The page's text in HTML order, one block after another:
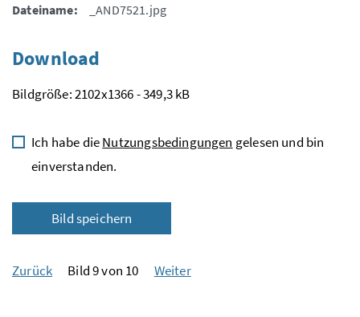
Dateiname:
_AND7521.jpg
Download
Bildgröße: 2102x1366 - 349,3 kB
Ich habe dieNutzungsbedingungen gelesen und bin
einverstanden.
Bild speichern
Zurück Bild 9 von 10 Weiter